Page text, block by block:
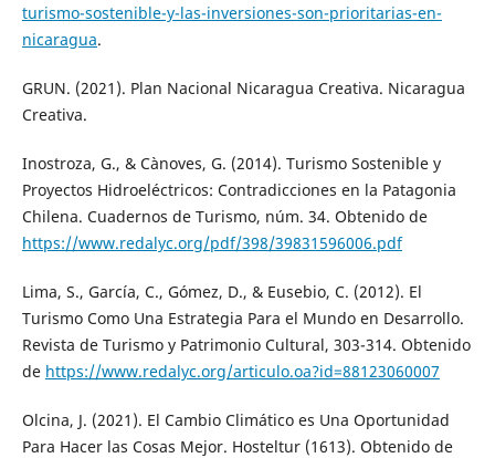
turismo-sostenible-y-las-inversiones-son-prioritarias-en-
nicaragua.
GRUN. (2021). Plan Nacional Nicaragua Creativa. Nicaragua
Creativa.
Inostroza, G., & Cànoves, G. (2014). Turismo Sostenible y
Proyectos Hidroeléctricos: Contradicciones en la Patagonia
Chilena. Cuadernos de Turismo, núm. 34. Obtenido de
https://www.redalyc.org/pdf/398/39831596006.pdf
Lima, S., García, C., Gómez, D., & Eusebio, C. (2012). El
Turismo Como Una Estrategia Para el Mundo en Desarrollo.
Revista de Turismo y Patrimonio Cultural, 303-314. Obtenido
de https://www.redalyc.org/articulo.oa?id=88123060007
Olcina, J. (2021). El Cambio Climático es Una Oportunidad
Para Hacer las Cosas Mejor. Hosteltur (1613). Obtenido de